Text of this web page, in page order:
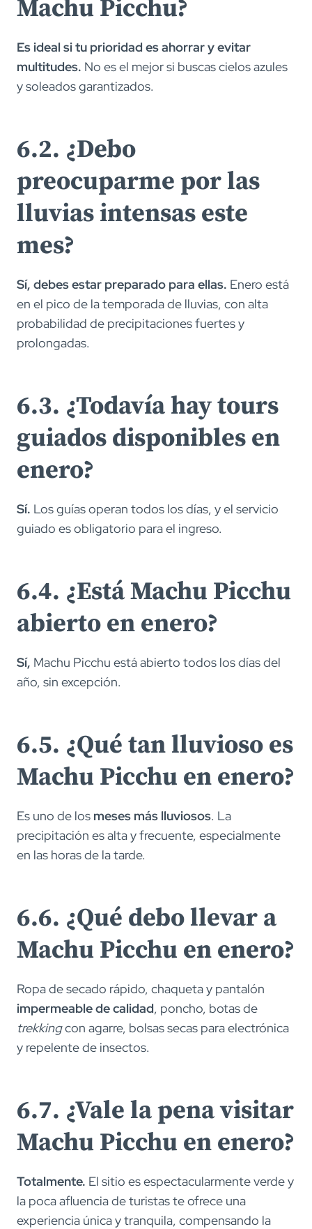
Machu Picchu?
Es ideal si tu prioridad es ahorrar y evitar
multitudes. No es el mejor si buscas cielos azules
y soleados garantizados.
6.2. ¿Debo
preocuparme por las
lluvias intensas este
mes?
Sí, debes estar preparado para ellas. Enero está
en el pico de la temporada de lluvias, con alta
probabilidad de precipitaciones fuertes y
prolongadas.
6.3. ¿Todavía hay tours
guiados disponibles en
enero?
Sí. Los guías operan todos los días, y el servicio
guiado es obligatorio para el ingreso.
6.4. ¿Está Machu Picchu
abierto en enero?
Sí, Machu Picchu está abierto todos los días del
año, sin excepción.
6.5. ¿Qué tan lluvioso es
Machu Picchu en enero?
Es uno de los meses más lluviosos. La
precipitación es alta y frecuente, especialmente
en las horas de la tarde.
6.6. ¿Qué debo llevar a
Machu Picchu en enero?
Ropa de secado rápido, chaqueta y pantalón
impermeable de calidad, poncho, botas de
trekkingcon agarre, bolsas secas para electrónica
y repelente de insectos.
6.7. ¿Vale la pena visitar
Machu Picchu en enero?
Totalmente. El sitio es espectacularmente verde y
la poca afluencia de turistas te ofrece una
experiencia única y tranquila, compensando la